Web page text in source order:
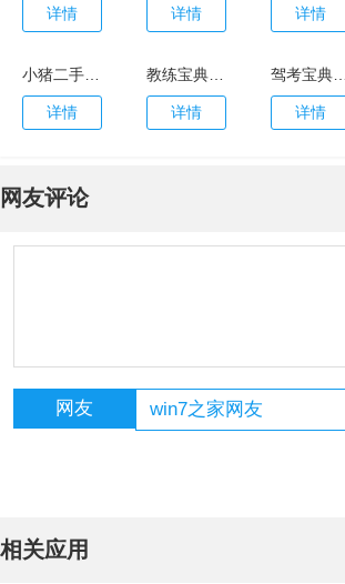
详情 详情 详情
详情 详情 详情
网友评论
网友
相关应用